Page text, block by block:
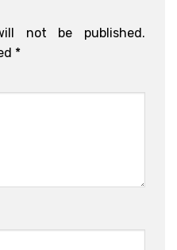
not be published.
*